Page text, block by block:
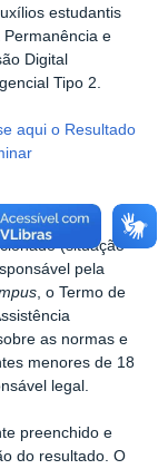
estudantis
Permanência e
Digital
Tipo 2.
aqui o Resultado
(situação
pela
, o Termo de
as normas e
menores de 18
legal.
preenchido e
do resultado. O